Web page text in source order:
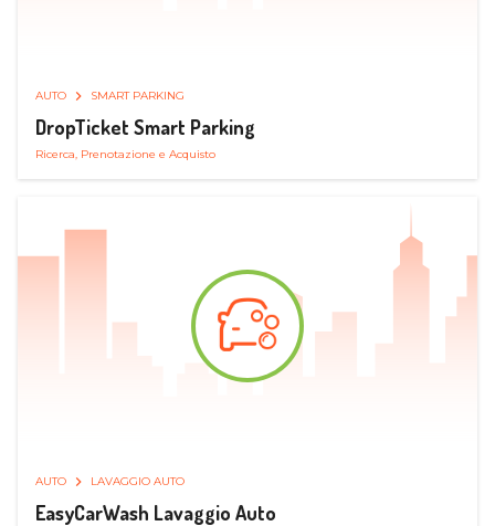
AUTO SMART PARKING
DropTicket Smart Parking
Ricerca, Prenotazione e Acquisto
AUTO LAVAGGIO AUTO
EasyCarWash Lavaggio Auto